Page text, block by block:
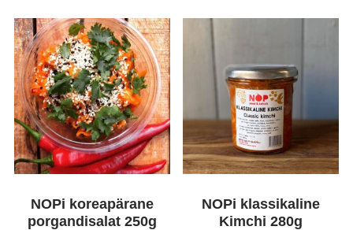
NOPi koreapärane
porgandisalat 250g
NOPi klassikaline
Kimchi 280g